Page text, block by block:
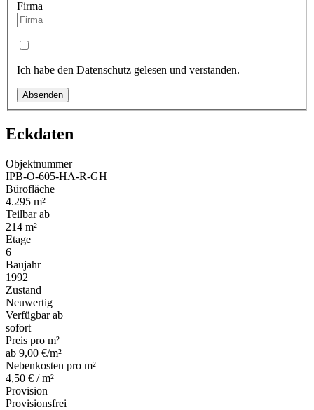
Firma
Ich habe den Datenschutz gelesen und verstanden.
Absenden
Eckdaten
Objektnummer
IPB-O-605-HA-R-GH
Bürofläche
4.295 m²
Teilbar ab
214 m²
Etage
6
Baujahr
1992
Zustand
Neuwertig
Verfügbar ab
sofort
Preis pro m²
ab 9,00 €/m²
Nebenkosten pro m²
4,50 € / m²
Provision
Provisionsfrei